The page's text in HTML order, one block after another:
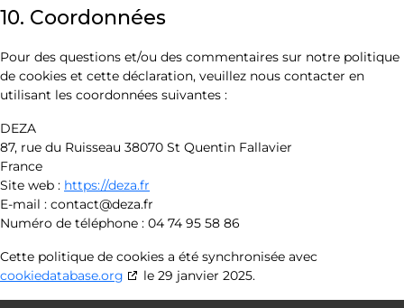
10. Coordonnées
Pour des questions et/ou des commentaires sur notre politique
de cookies et cette déclaration, veuillez nous contacter en
utilisant les coordonnées suivantes :
DEZA
87, rue du Ruisseau 38070 St Quentin Fallavier
France
Site web : https://deza.fr
E-mail : contact@deza.fr
Numéro de téléphone : 04 74 95 58 86
Cette politique de cookies a été synchronisée avec
cookiedatabase.org
le 29 janvier 2025.